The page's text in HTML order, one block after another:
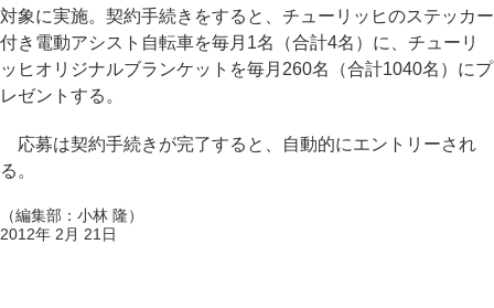
対象に実施。契約手続きをすると、チューリッヒのステッカー
付き電動アシスト自転車を毎月1名（合計4名）に、チューリ
ッヒオリジナルブランケットを毎月260名（合計1040名）にプ
レゼントする。
応募は契約手続きが完了すると、自動的にエントリーされ
る。
（編集部：小林 隆）
2012年 2月 21日